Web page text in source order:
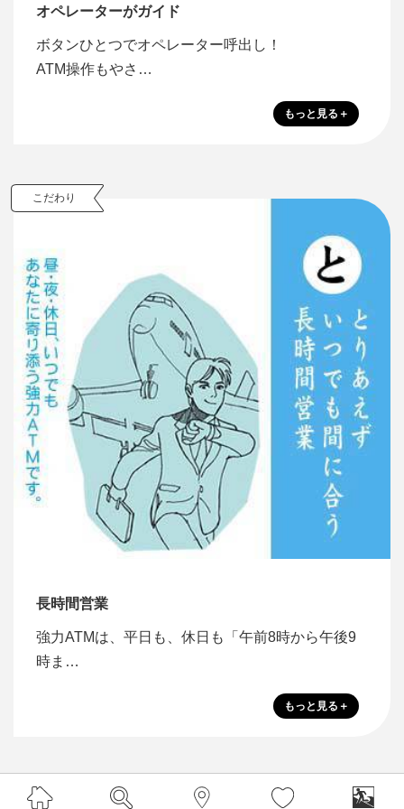
オペレーターがガイド
ボタンひとつでオペレーター呼出し！
ATM操作もやさ…
こだわり
長時間営業
強力ATMは、平日も、休日も「午前8時から午後9
時ま…